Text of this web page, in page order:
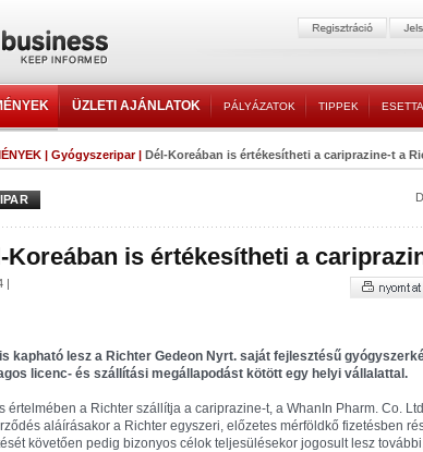
ÜZLETI AJÁNLATOK PÁLYÁZATOK TIPPEK
| Gyógyszeripar| Dél-Koreában is értékesítheti a cariprazine-t a
Koreában is értékesítheti a
|
kapható lesz a Richter Gedeon Nyrt. saját fejlesztésű
licenc- és szállítási megállapodást kötött egy helyi vállalattal.
értelmében a Richter szállítja a cariprazine-t, a WhanIn Pharm. Co.
aláírásakor a Richter egyszeri, előzetes mérföldkő fizetésben
követően pedig bizonyos célok teljesülésekor jogosult lesz